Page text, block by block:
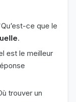
ce que le
.
est le meilleur
trouver un